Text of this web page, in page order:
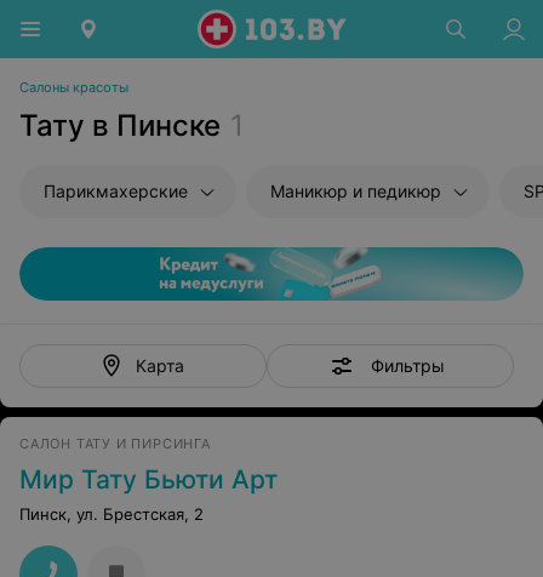
Салоны красоты
Тату в Пинске 1
Парикмахерские Маникюр и педикюр
Карта Фильтры
САЛОН ТАТУ И ПИРСИНГА
Мир Тату Бьюти Арт
Пинск, ул. Брестская, 2